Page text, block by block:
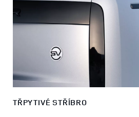
TŘPYTIVÉ STŘÍBRO